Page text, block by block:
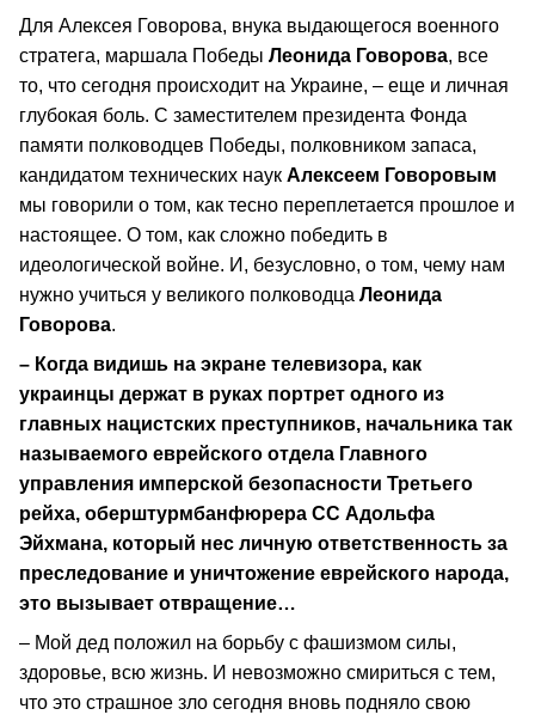
Для Алексея Говорова, внука выдающегося военного
стратега, маршала Победы Леонида Говорова, все
то, что сегодня происходит на Украине, – еще и личная
глубокая боль. С заместителем президента Фонда
памяти полководцев Победы, полковником запаса,
кандидатом технических наук Алексеем Говоровым
мы говорили о том, как тесно переплетается прошлое и
настоящее. О том, как сложно победить в
идеологической войне. И, безусловно, о том, чему нам
нужно учиться у великого полководца Леонида
Говорова.
– Когда видишь на экране телевизора, как
украинцы держат в руках портрет одного из
главных нацистских преступников, начальника так
называемого еврейского отдела Главного
управления имперской безопасности Третьего
рейха, оберштурмбанфюрера СС Адольфа
Эйхмана, который нес личную ответственность за
преследование и уничтожение еврейского народа,
это вызывает отвращение…
– Мой дед положил на борьбу с фашизмом силы,
здоровье, всю жизнь. И невозможно смириться с тем,
что это страшное зло сегодня вновь подняло свою